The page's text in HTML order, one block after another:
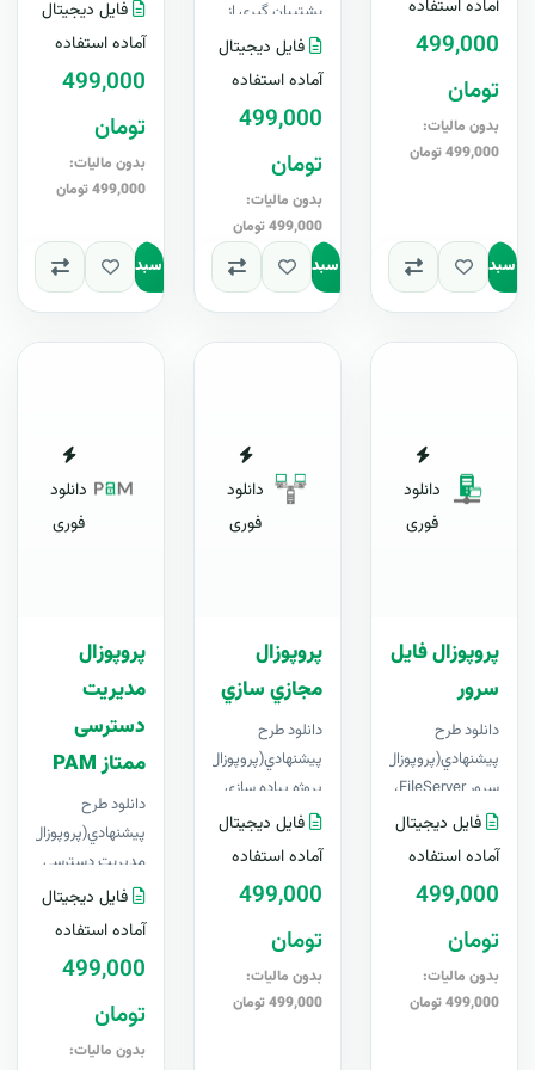
آماده استفاده
499,000
تومان
بدون مالیات:
499,000 تومان
به سبد
پشتیبان گیری از
دیتابیس، لایه باز ،
قابل ویرایش در
رایگانب..
فایل دیجیتال
آماده استفاده
499,000
تومان
بدون مالیات:
499,000 تومان
افزودن به سبد
پروپوزال در ۳۹
فوق العاده ..
فایل دیجیتال
آماده استفاده
499,000
تومان
بدون مالیات:
499,000 تومان
افزودن به سبد
دانلود
فوری
پروپوزال فایل
سرور
دانلود طرح
پيشنهادي(پروپوزال) فایل
سرور FileServer،
لایه باز ، قابل
فایل دیجیتال
آماده استفاده
499,000
تومان
بدون مالیات:
499,000 تومان
دانلود
فوری
پروپوزال
مجازي سازي
دانلود طرح
پيشنهادي(پروپوزال)
پروژه پياده سازي
مجازي سازي سرور
| فایل لایه باز قابل
..
فایل دیجیتال
آماده استفاده
499,000
تومان
بدون مالیات:
499,000 تومان
دانلود
فوری
پروپوزال
مدیریت
دسترسی
ممتاز PAM
دانلود طرح
پيشنهادي(پروپوزال)
مدیریت دسترسی
ممتاز PAM، لایه
باز ، قابل ویرایش
را..
فایل دیجیتال
آماده استفاده
499,000
تومان
بدون مالیات: